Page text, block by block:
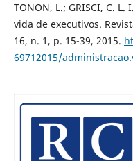
TONON, L.; GRISCI, C.
vida de executivos.
16, n. 1, p. 15-39, 2015.
69712015/